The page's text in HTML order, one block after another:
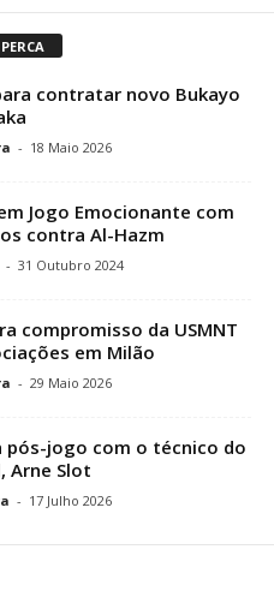
contratar novo Bukayo
- 18 Maio 2026
Jogo Emocionante com
contra Al-Hazm
- 31 Outubro 2024
compromisso da USMNT
em Milão
- 29 Maio 2026
pós-jogo com o técnico do
Arne Slot
- 17 Julho 2026